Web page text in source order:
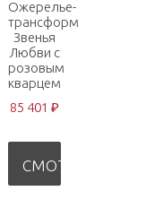
Ожерелье-
трансформер
Звенья
Любви с
розовым
кварцем
85 401 ₽
СМОТРЕТЬ